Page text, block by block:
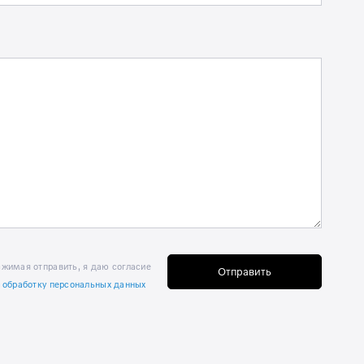
отправить, я даю согласие
обработку персональных данных
Отправить